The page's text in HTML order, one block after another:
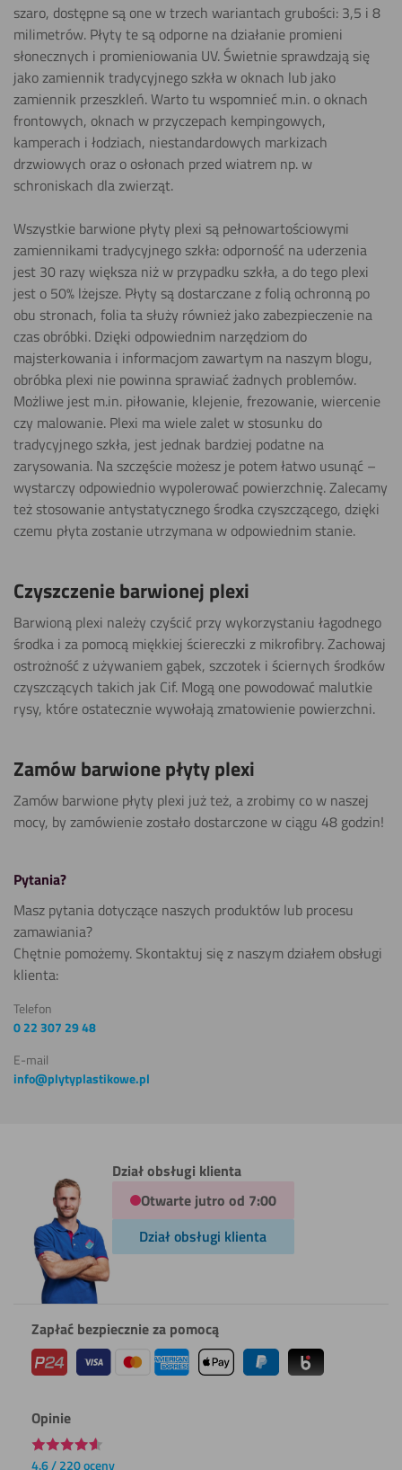
Piłowania (piła
tarczowa) ​
Pokaż
Polerowania
Pokaż
Wiercenia
Pokaż
Drukowania
Piłowania
(wyrzynarka)
Toczenia
Cięcia
Cięcia
wodą
Gięcia (na
Powlekania
szaro, dostępne są one w trzech wariantach grubości: 3,5 i 8
milimetrów. Płyty te są odporne na działanie promieni
słonecznych i promieniowania UV. Świetnie sprawdzają się
jako zamiennik tradycyjnego szkła w oknach lub jako
zamiennik przeszkleń. Warto tu wspomnieć m.in. o oknach
frontowych, oknach w przyczepach kempingowych,
kamperach i łodziach, niestandardowych markizach
drzwiowych oraz o osłonach przed wiatrem np. w
schroniskach dla zwierząt.
Wszystkie barwione płyty plexi są pełnowartościowymi
zamiennikami tradycyjnego szkła: odporność na uderzenia
jest 30 razy większa niż w przypadku szkła, a do tego plexi
jest o 50% lżejsze. Płyty są dostarczane z folią ochronną po
obu stronach, folia ta służy również jako zabezpieczenie na
czas obróbki. Dzięki odpowiednim narzędziom do
majsterkowania i informacjom zawartym na naszym blogu,
obróbka plexi nie powinna sprawiać żadnych problemów.
Możliwe jest m.in. piłowanie, klejenie, frezowanie, wiercenie
czy malowanie. Plexi ma wiele zalet w stosunku do
tradycyjnego szkła, jest jednak bardziej podatne na
zarysowania. Na szczęście możesz je potem łatwo usunąć –
wystarczy odpowiednio wypolerować powierzchnię. Zalecamy
też stosowanie antystatycznego środka czyszczącego, dzięki
czemu płyta zostanie utrzymana w odpowiednim stanie.
Czyszczenie barwionej plexi
Barwioną plexi należy czyścić przy wykorzystaniu łagodnego
środka i za pomocą miękkiej ściereczki z mikrofibry. Zachowaj
ostrożność z używaniem gąbek, szczotek i ściernych środków
czyszczących takich jak Cif. Mogą one powodować malutkie
rysy, które ostatecznie wywołają zmatowienie powierzchni.
Zamów barwione płyty plexi
Zamów barwione płyty plexi już też, a zrobimy co w naszej
mocy, by zamówienie zostało dostarczone w ciągu 48 godzin!
Pytania?
Masz pytania dotyczące naszych produktów lub procesu
zamawiania?
Chętnie pomożemy. Skontaktuj się z naszym działem obsługi
klienta:
Telefon
0 22 307 29 48
E-mail
info@plytyplastikowe.pl
Dział obsługi klienta
Otwarte jutro od 7:00
Dział obsługi klienta
Zapłać bezpiecznie za pomocą
Opinie
4.6 / 220 oceny